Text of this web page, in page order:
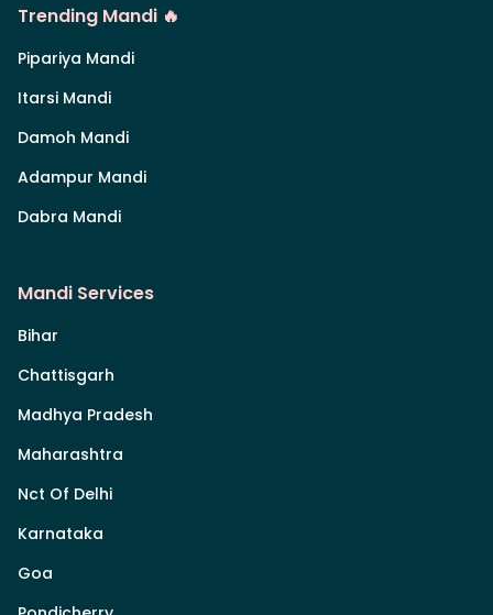
Trending Mandi 🔥
Pipariya Mandi
Itarsi Mandi
Damoh Mandi
Adampur Mandi
Dabra Mandi
Mandi Services
Bihar
Chattisgarh
Madhya Pradesh
Maharashtra
Nct Of Delhi
Karnataka
Goa